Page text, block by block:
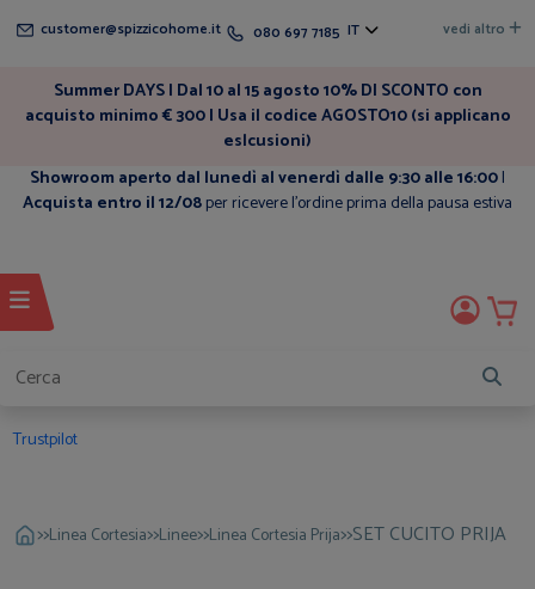
customer@spizzicohome.it 080 697 7185 IT vedi altro
Summer DAYS | Dal 10 al 15 agosto 10% DI SCONTO con
acquisto minimo € 300 | Usa il codice AGOSTO10 (si applicano
eslcusioni)
Showroom aperto dal lunedì al venerdì dalle 9:30 alle 16:00|
Acquista entro il 12/08per ricevere l'ordine prima della pausa estiva
Trustpilot
>>Linea Cortesia>>Linee>>Linea Cortesia Prija>>SET CUCITO PRIJA